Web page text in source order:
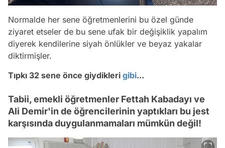
Normalde her sene öğretmenlerini bu özel günde
ziyaret etseler de bu sene ufak bir değişiklik yapalım
diyerek kendilerine siyah önlükler ve beyaz yakalar
diktirmişler.
Tıpkı 32 sene önce giydikleri gibi...
Tabii, emekli öğretmenler Fettah Kabadayı ve
Ali Demir'in de öğrencilerinin yaptıkları bu jest
karşısında duygulanmamaları mümkün değil!